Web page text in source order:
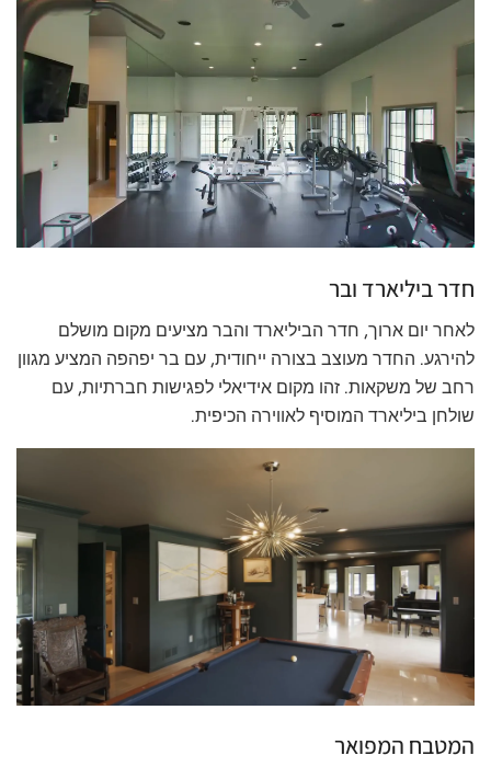
חדר ביליארד ובר
לאחר יום ארוך, חדר הביליארד והבר מציעים מקום מושלם
להירגע. החדר מעוצב בצורה ייחודית, עם בר יפהפה המציע מגוון
רחב של משקאות. זהו מקום אידיאלי לפגישות חברתיות, עם
שולחן ביליארד המוסיף לאווירה הכיפית.
המטבח המפואר